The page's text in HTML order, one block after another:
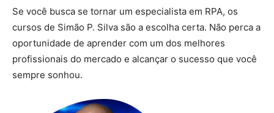
Se você busca se tornar um especialista em RPA, os
cursos de Simão P. Silva são a escolha certa. Não perca a
oportunidade de aprender com um dos melhores
profissionais do mercado e alcançar o sucesso que você
sempre sonhou.